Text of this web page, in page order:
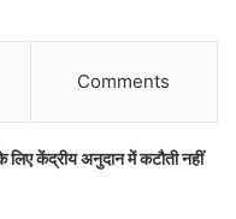
Comments
लिए केंद्रीय अनुदान में कटौती नहीं